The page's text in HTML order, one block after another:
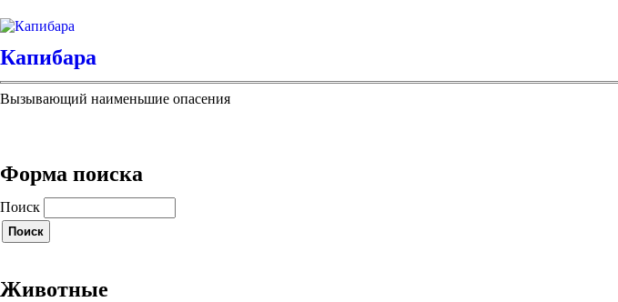
Капибара
Вызывающий наименьшие опасения
Форма поиска
Поиск
Животные